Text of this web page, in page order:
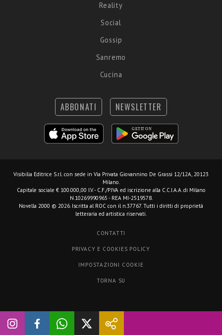
Reality
Social
Gossip
Sanremo
Cucina
ABBONATI NEWSLETTER
Visibilia Editrice S.r.l. con sede in Via Privata Giovannino De Grassi 12/12A, 20123
Milano.
Capitale sociale € 100.000,00 I.V. - C.F./P.IVA ed iscrizione alla C.C.I.A.A. di Milano
N.10269990965 - REA MI-2519578.
Novella 2000 © 2026. Iscritta al ROC con il n.37767. Tutti i diritti di proprietà
letteraria ed artistica riservati.
CONTATTI
PRIVACY E COOKIES POLICY
IMPOSTAZIONI COOKIE
TORNA SU